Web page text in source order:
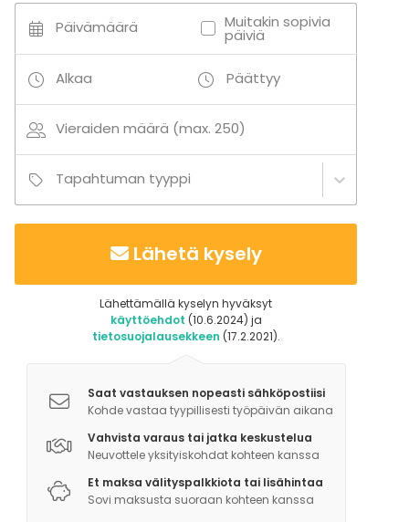
Päivämäärä Muitakin sopivia
päiviä
Alkaa Päättyy
Vieraiden määrä (max. 250)
Tapahtuman tyyppi
Lähetä kysely
Lähettämällä kyselyn hyväksyt
käyttöehdot (10.6.2024) ja
tietosuojalausekkeen (17.2.2021).
Saat vastauksen nopeasti sähköpostiisi
Kohde vastaa tyypillisesti työpäivän aikana
Vahvista varaus tai jatka keskustelua
Neuvottele yksityiskohdat kohteen kanssa
Et maksa välityspalkkiota tai lisähintaa
Sovi maksusta suoraan kohteen kanssa